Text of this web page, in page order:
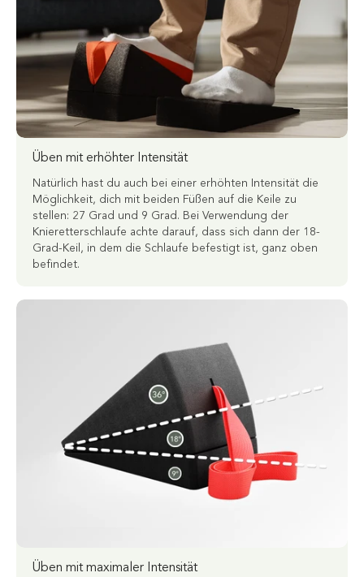
Üben mit erhöhter Intensität
Natürlich hast du auch bei einer erhöhten Intensität die
Möglichkeit, dich mit beiden Füßen auf die Keile zu
stellen: 27 Grad und 9 Grad. Bei Verwendung der
Knieretterschlaufe achte darauf, dass sich dann der 18-
Grad-Keil, in dem die Schlaufe befestigt ist, ganz oben
befindet.
Üben mit maximaler Intensität